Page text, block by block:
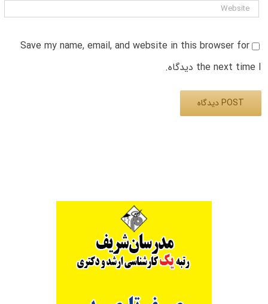
Save my name, email, and website in this browser for
the next time I دیدگاه.